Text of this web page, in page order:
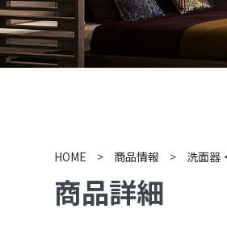
HOME > 商品情報 > 洗面器
商品詳細